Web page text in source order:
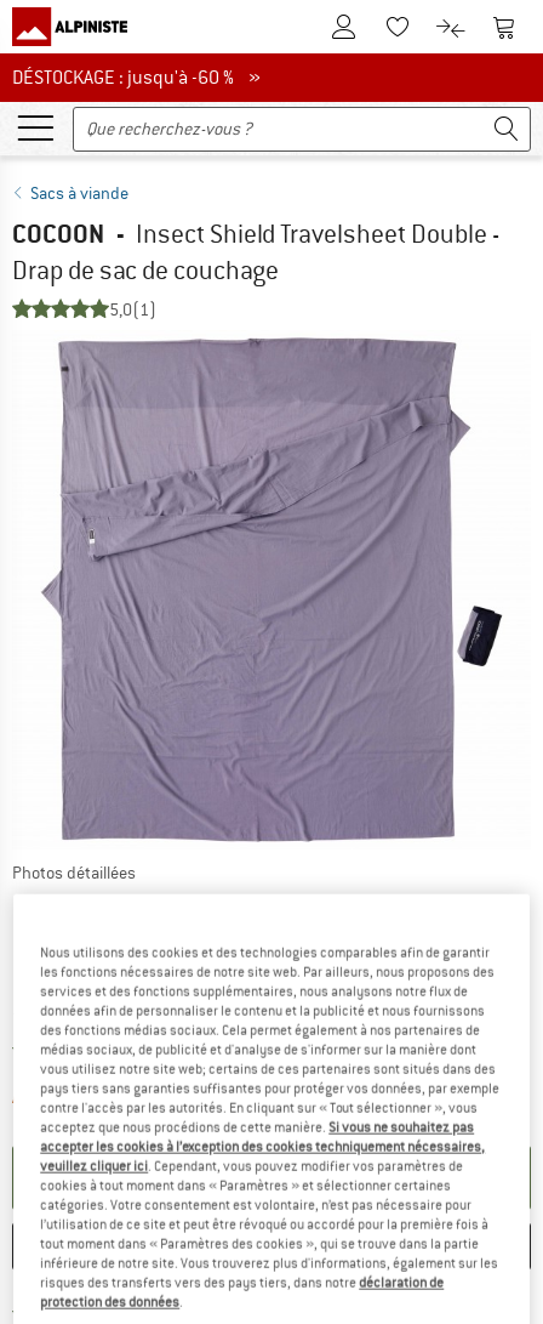
Vers le compte client
Vers la liste
Vers le
DÉSTOCKAGE : jusqu'à -60 %
DÉSTOCKAGE : jusqu'à -60 % »
Sacs à viande
COCOON - Insect Shield Travelsheet Double -
Drap de sac de couchage
5,0(1)
Photos détaillées
Prix:
79,95€ TVA incl.
Livraison gratuite(FR)France. Informations sur les frais de
Article momentanément épuisé;Le lien s'ouvre dans une boîte
PARAMÉTRER ALERTE
ENREGISTRER COMPARER
Livraison gratuite dès 69 € (FR)
Nous utilisons des cookies et des technologies comparables afin de garantir
les fonctions nécessaires de notre site web. Par ailleurs, nous proposons des
services et des fonctions supplémentaires, nous analysons notre flux de
données afin de personnaliser le contenu et la publicité et nous fournissons
des fonctions médias sociaux. Cela permet également à nos partenaires de
médias sociaux, de publicité et d'analyse de s'informer sur la manière dont
vous utilisez notre site web; certains de ces partenaires sont situés dans des
pays tiers sans garanties suffisantes pour protéger vos données, par exemple
contre l'accès par les autorités. En cliquant sur « Tout sélectionner », vous
acceptez que nous procédions de cette manière.Si vous ne souhaitez pas
accepter les cookies à l’exception des cookies techniquement nécessaires,
veuillez cliquer ici. Cependant, vous pouvez modifier vos paramètres de
cookies à tout moment dans « Paramètres » et sélectionner certaines
catégories. Votre consentement est volontaire, n’est pas nécessaire pour
l’utilisation de ce site et peut être révoqué ou accordé pour la première fois à
tout moment dans « Paramètres des cookies », qui se trouve dans la partie
inférieure de notre site. Vous trouverez plus d'informations, également sur les
risques des transferts vers des pays tiers, dans notredéclaration de
protection des données.